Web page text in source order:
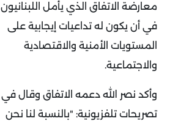
معارضة الاتفاق الذي يأمل اللبنانيون
في أن يكون له تداعيات إيجابية على
المستويات الأمنية والاقتصادية
والاجتماعية.
وأكد نصر الله دعمه الاتفاق وقال في
تصريحات تلفزيونية: "بالنسبة لنا نحن